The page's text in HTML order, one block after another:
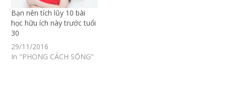
Bạn nên tích lũy 10 bài
học hữu ích này trước tuổi
30
29/11/2016
In "PHONG CÁCH SỐNG"